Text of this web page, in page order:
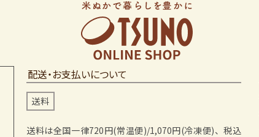
配送・お支払いについて
送料
送料は全国一律720円(常温便)/1,070円(冷凍便)、税込